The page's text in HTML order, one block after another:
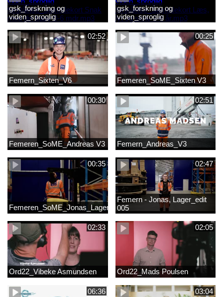
gsk_forskning og
viden_sproglig
forståelse_Samtalekort Snak
med din baby 0-6 mdr.mp3
gsk_forskning og
viden_sproglig
forståelse_Samtalekort Læs,
lyt og skriv 3-6 år.mp3
02:52
Femern_Sixten_V6
00:25
Femeren_SoME_Sixten V3
00:30
Femeren_SoME_Andreas V3
02:51
Femern_Andreas_V3
00:35
Femeren_SoME_Jonas_Lager
02:47
Femern - Jonas, Lager_edit
005
02:33
Ord22_Vibeke Asmundsen
02:05
Ord22_Mads Poulsen
06:36 03:04